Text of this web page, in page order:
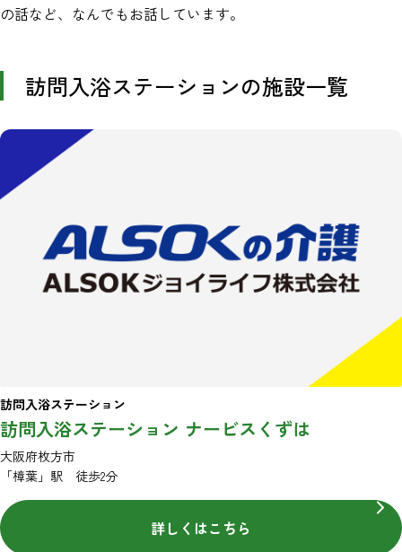
の話など、なんでもお話しています。
訪問入浴ステーションの施設一覧
訪問入浴ステーション
訪問入浴ステーション ナービスくずは
大阪府枚方市
「樟葉」駅 徒歩2分
詳しくはこちら